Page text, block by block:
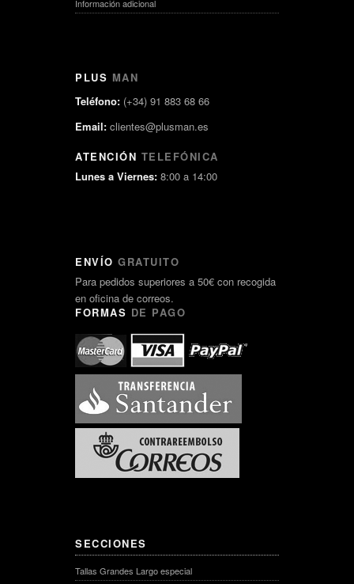
Información adicional
PLUS MAN
Teléfono: (+34) 91 883 68 66
Email: clientes@plusman.es
ATENCIÓN TELEFÓNICA
Lunes a Viernes: 8:00 a 14:00
ENVÍO GRATUITO
Para pedidos superiores a 50€ con recogida
en oficina de correos.
FORMAS DE PAGO
SECCIONES
Tallas Grandes Largo especial